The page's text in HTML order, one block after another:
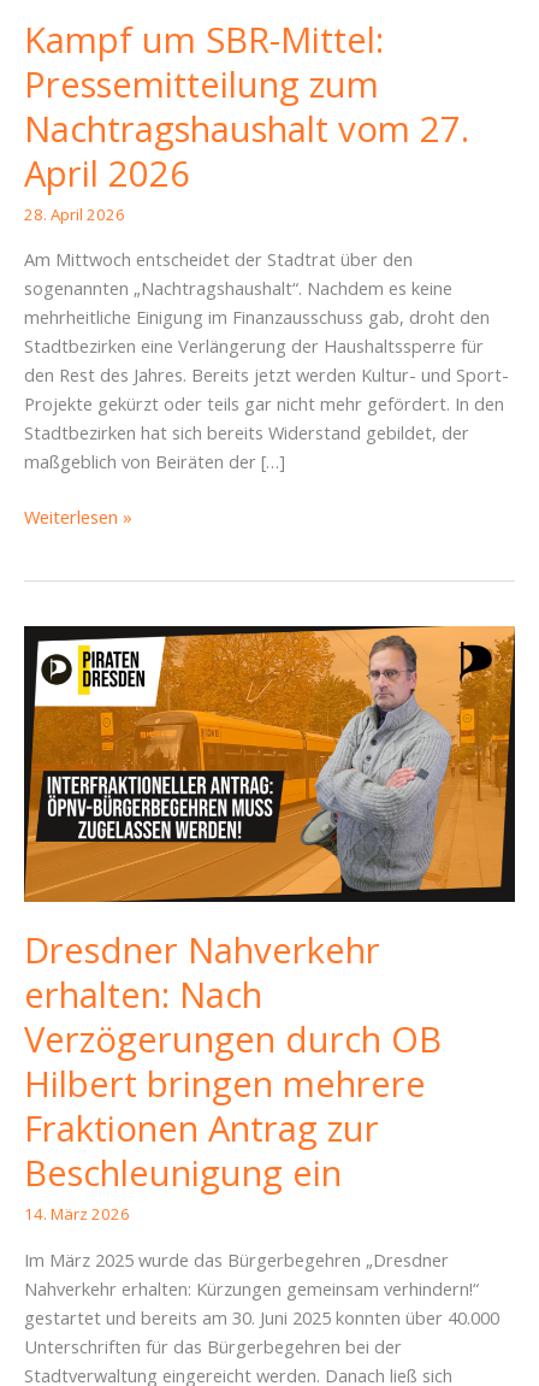
Kampf um SBR-Mittel:
Pressemitteilung zum
Nachtragshaushalt vom 27.
April 2026
28. April 2026
Am Mittwoch entscheidet der Stadtrat über den
sogenannten „Nachtragshaushalt“. Nachdem es keine
mehrheitliche Einigung im Finanzausschuss gab, droht den
Stadtbezirken eine Verlängerung der Haushaltssperre für
den Rest des Jahres. Bereits jetzt werden Kultur- und Sport-
Projekte gekürzt oder teils gar nicht mehr gefördert. In den
Stadtbezirken hat sich bereits Widerstand gebildet, der
maßgeblich von Beiräten der […]
Kampf
Pressemitteilung
zum
Nachtragshaushalt
vom
27.
April
2026
Weiterlesen »
Dresdner Nahverkehr
erhalten: Nach
Verzögerungen durch OB
Hilbert bringen mehrere
Fraktionen Antrag zur
Beschleunigung ein
14. März 2026
Im März 2025 wurde das Bürgerbegehren „Dresdner
Nahverkehr erhalten: Kürzungen gemeinsam verhindern!“
gestartet und bereits am 30. Juni 2025 konnten über 40.000
Unterschriften für das Bürgerbegehren bei der
Stadtverwaltung eingereicht werden. Danach ließ sich